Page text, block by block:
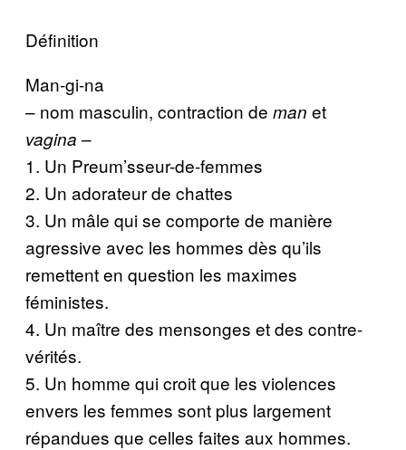
Définition
Man-gi-na
– nom masculin, contraction de man et
vagina –
1. Un Preum’sseur-de-femmes
2. Un adorateur de chattes
3. Un mâle qui se comporte de manière
agressive avec les hommes dès qu’ils
remettent en question les maximes
féministes.
4. Un maître des mensonges et des contre-
vérités.
5. Un homme qui croit que les violences
envers les femmes sont plus largement
répandues que celles faites aux hommes.